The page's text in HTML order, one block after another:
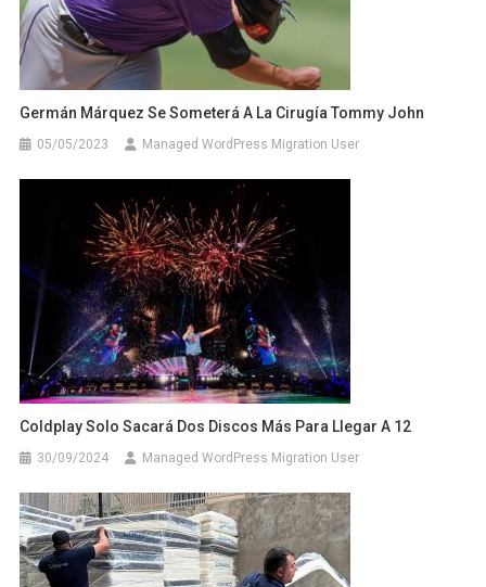
Germán Márquez Se Someterá A La Cirugía Tommy John
05/05/2023 Managed WordPress Migration User
Coldplay Solo Sacará Dos Discos Más Para Llegar A 12
30/09/2024 Managed WordPress Migration User